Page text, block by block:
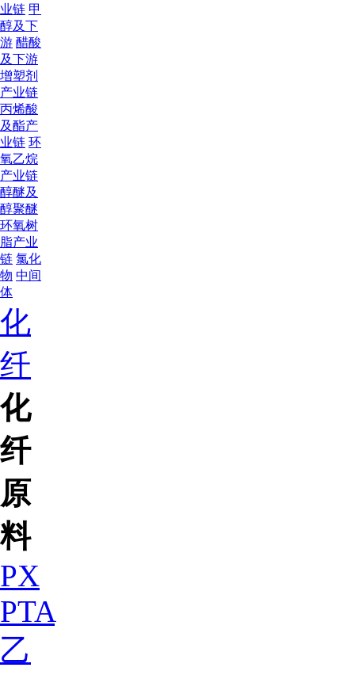
业链 甲
醇及下
游 醋酸
及下游
增塑剂
产业链
丙烯酸
及酯产
业链 环
氧乙烷
产业链
醇醚及
醇聚醚
环氧树
脂产业
链 氯化
物 中间
体
化
纤
化
纤
原
料
PX
PTA
乙